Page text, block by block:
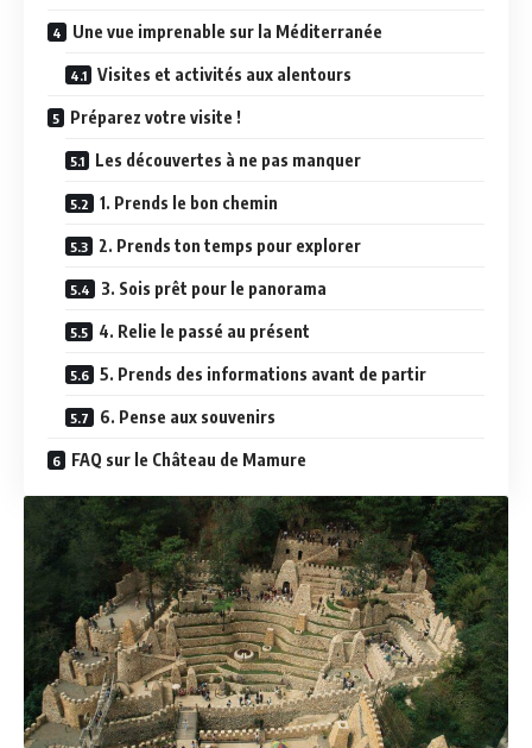
Une vue imprenable sur la Méditerranée
Visites et activités aux alentours
Préparez votre visite !
Les découvertes à ne pas manquer
1. Prends le bon chemin
2. Prends ton temps pour explorer
3. Sois prêt pour le panorama
4. Relie le passé au présent
5. Prends des informations avant de partir
6. Pense aux souvenirs
FAQ sur le Château de Mamure